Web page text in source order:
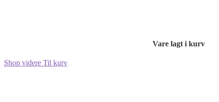
Vare lagt i kurv
Shop videre Til kurv